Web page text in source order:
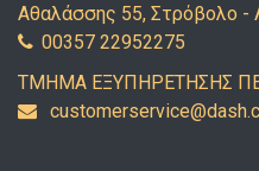
Αθαλάσσης 55, Στρόβολο -
00357 22952275
ΤΜΗΜΑ ΕΞΥΠΗΡΕΤΗΣΗΣ
c.hsa
d@eci
vresr
emots
uc